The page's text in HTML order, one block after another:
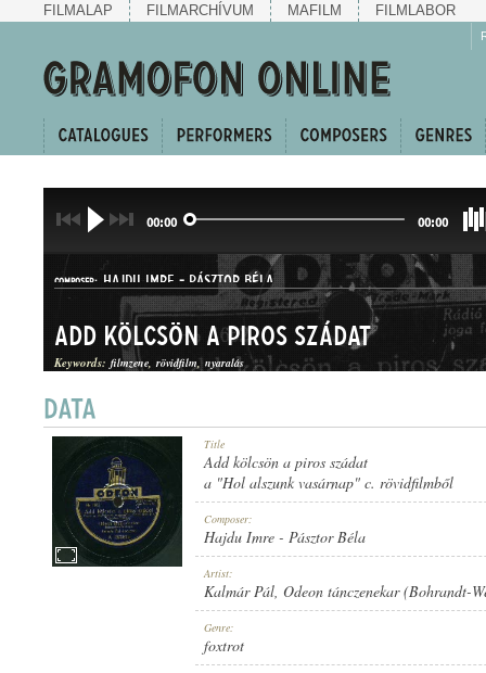
FILMALAP FILMARCHÍVUM MAFILM FILMLABOR
00:00 00:00
COMPOSER: HAJDU IMRE - PÁSZTOR BÉLA
FOXTROT
Add kölcsön a piros szádat
Keywords: filmzene rövidfilm nyaralás
Title
Add kölcsön a piros szádat
a "Hol alszunk vasárnap" c. rövidfilmből
Composer:
Hajdu Imre - Pásztor Béla
Artist:
Kalmár Pál, Odeon tánczenekar (Bohrandt-
Genre:
foxtrot